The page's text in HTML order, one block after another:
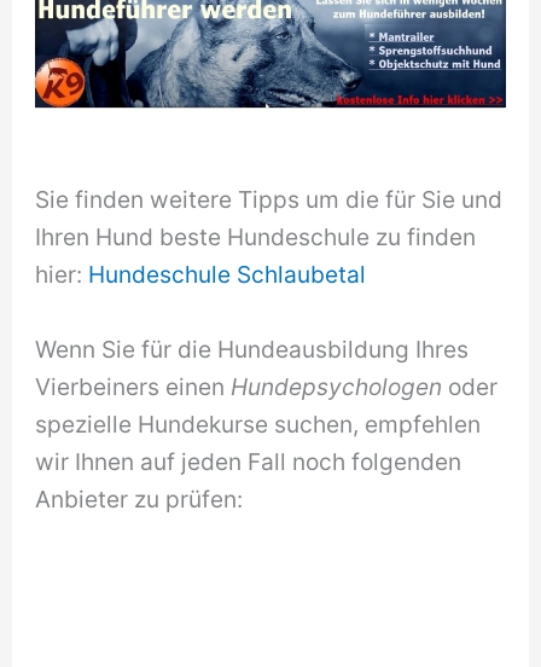
Sie finden weitere Tipps um die für Sie und
Ihren Hund beste Hundeschule zu finden
hier: Hundeschule Schlaubetal
Wenn Sie für die Hundeausbildung Ihres
Vierbeiners einen Hundepsychologen oder
spezielle Hundekurse suchen, empfehlen
wir Ihnen auf jeden Fall noch folgenden
Anbieter zu prüfen: